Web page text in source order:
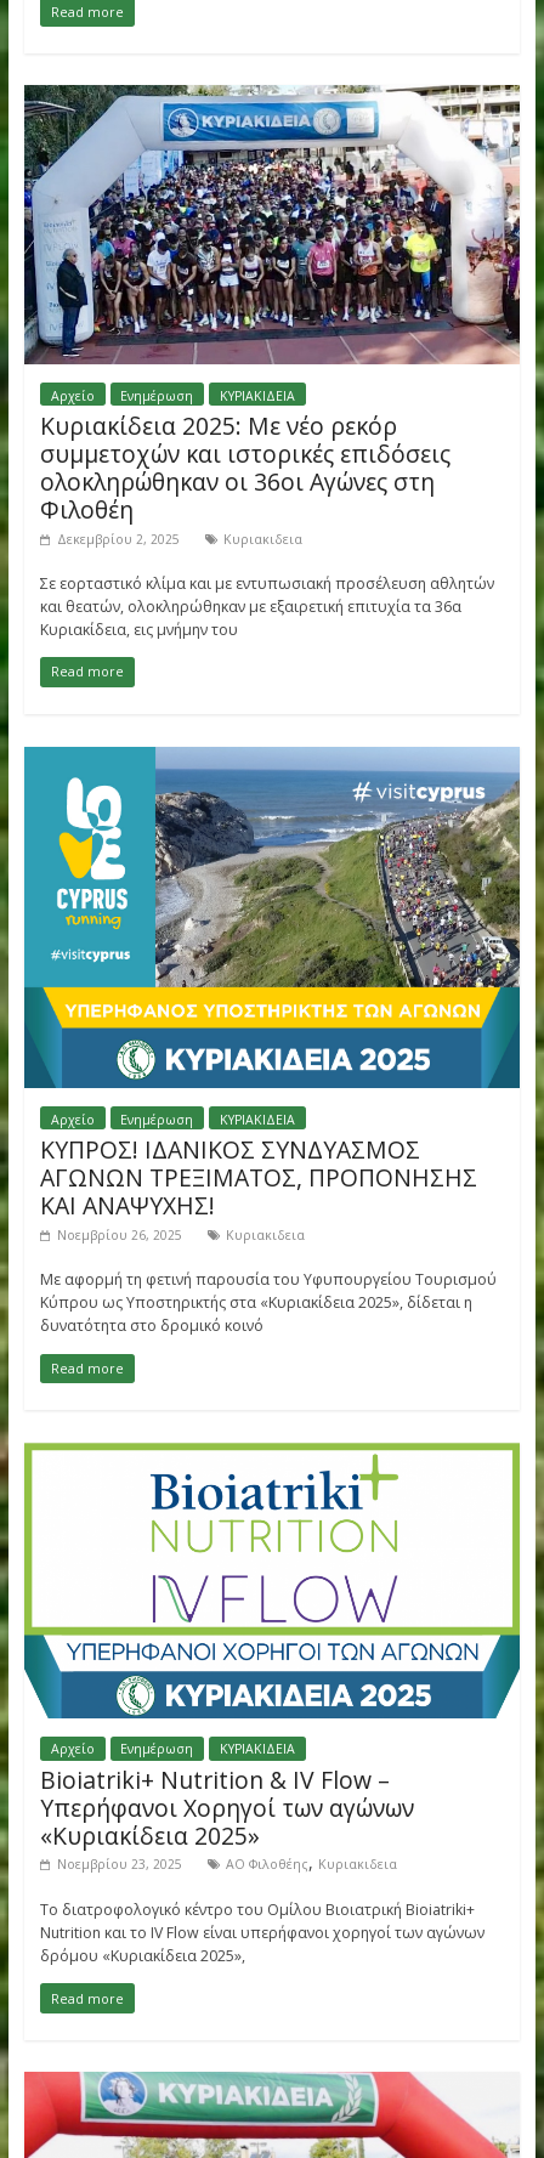
Απριλίου 25, 2026 στίβος
Φέτος συμπληρώνονται 80 χρόνια από την ιστορική νίκη του
Στέλιου Κυριακίδη στον Μαραθώνιο της Βοστώνης τον
του 1946. Με
Read more
Αρχείο Ενημέρωση ΚΥΡΙΑΚΙΔΕΙΑ
Κυριακίδεια 2025: Με νέο ρεκόρ
συμμετοχών και ιστορικές επιδόσεις
ολοκληρώθηκαν οι 36οι Αγώνες στη
Σε εορταστικό κλίμα και με εντυπωσιακή προσέλευση
και θεατών, ολοκληρώθηκαν με εξαιρετική επιτυχία τα 36α
Κυριακίδεια, εις μνήμην του
Read more
ΚΥΠΡΟΣ! ΙΔΑΝΙΚΟΣ ΣΥΝΔΥΑΣΜΟΣ
ΑΓΩΝΩΝ ΤΡΕΞΙΜΑΤΟΣ, ΠΡΟΠΟΝΗΣΗΣ
ΚΑΙ ΑΝΑΨΥΧΗΣ!
Νοεμβρίου 26, 2025 Κυριακιδεια
Mε αφορμή τη φετινή παρουσία του Υφυπουργείου
Κύπρου ως Υποστηρικτής στα «Κυριακίδεια 2025», δίδεται η
δυνατότητα στο δρομικό κοινό
Read more
Αρχείο Ενημέρωση ΚΥΡΙΑΚΙΔΕΙΑ